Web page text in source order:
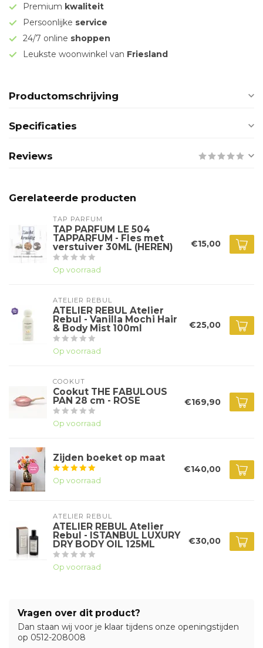
Premium kwaliteit
Persoonlijke service
24/7 online shoppen
Leukste woonwinkel van Friesland
Productomschrijving
Specificaties
Reviews
Gerelateerde producten
TAP PARFUM
TAP PARFUM LE 504
TAPPARFUM - Fles met
verstuiver 30ML (HEREN)
Op voorraad
€15,00
ATELIER REBUL
ATELIER REBUL Atelier
Rebul - Vanilla Mochi Hair
& Body Mist 100ml
Op voorraad
€25,00
COOKUT
Cookut THE FABULOUS
PAN 28 cm - ROSE
Op voorraad
€169,90
Zijden boeket op maat
Op voorraad
€140,00
ATELIER REBUL
ATELIER REBUL Atelier
Rebul - ISTANBUL LUXURY
DRY BODY OIL 125ML
Op voorraad
€30,00
Vragen over dit product?
Dan staan wij voor je klaar tijdens onze openingstijden
op 0512-208008